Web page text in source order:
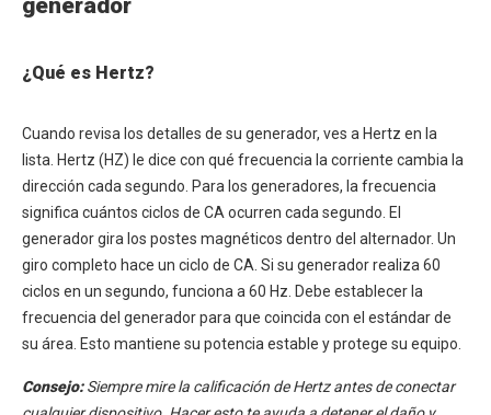
generador
¿Qué es Hertz?
Cuando revisa los detalles de su generador, ves a Hertz en la
lista. Hertz (HZ) le dice con qué frecuencia la corriente cambia la
dirección cada segundo. Para los generadores, la frecuencia
significa cuántos ciclos de CA ocurren cada segundo. El
generador gira los postes magnéticos dentro del alternador. Un
giro completo hace un ciclo de CA. Si su generador realiza 60
ciclos en un segundo, funciona a 60 Hz. Debe establecer la
frecuencia del generador para que coincida con el estándar de
su área. Esto mantiene su potencia estable y protege su equipo.
Consejo:Siempre mire la calificación de Hertz antes de conectar